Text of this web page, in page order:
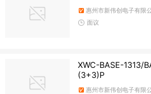
惠州市新伟创电子有限
面议
XWC-BASE-1313/
(3+3)P
惠州市新伟创电子有限